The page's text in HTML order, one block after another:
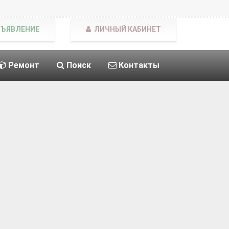
Ремонт Поиск Контакты
ЛИЧНЫЙ КАБИНЕТ